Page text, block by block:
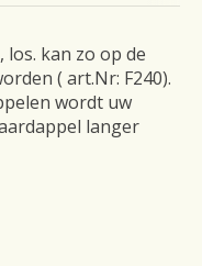
kan zo op de
( art.Nr: F240).
wordt uw
langer